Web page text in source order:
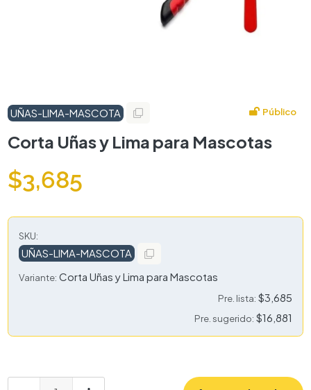
UÑAS-LIMA-MASCOTA Público
Corta Uñas y Lima para Mascotas
$3,685
SKU:
UÑAS-LIMA-MASCOTA
Variante: Corta Uñas y Lima para Mascotas
Pre. lista: $3,685
Pre. sugerido: $16,881